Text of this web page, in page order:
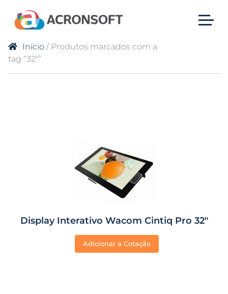
Início / Produtos marcados com a
tag “32"”
Display Interativo Wacom Cintiq Pro 32″
Adicionar a Cotação